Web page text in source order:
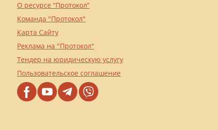
О ресурсе “Протокол”
Команда "Протокол"
Карта Сайту
Реклама на "Протокол"
Тендер на юридическую услугу
Пользовательское соглашение